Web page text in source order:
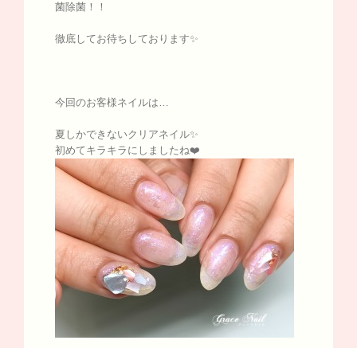
菌除菌！！
徹底してお待ちしております✨
今回のお客様ネイルは…
夏しかできないクリアネイル✨
初めてキラキラにしましたね❤️